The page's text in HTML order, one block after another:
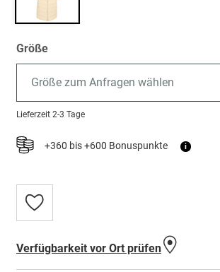
Größe
Größe zum Anfragen wählen
Lieferzeit 2-3 Tage
+360 bis +600 Bonuspunkte i
Zur
Wunschliste
Verfügbarkeit vor Ort prüfen